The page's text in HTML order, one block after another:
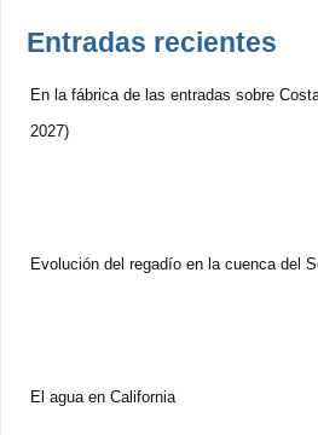
Entradas recientes
En la fábrica de las entradas sobre
2027)
Evolución del regadío en la cuenca del
El agua en California